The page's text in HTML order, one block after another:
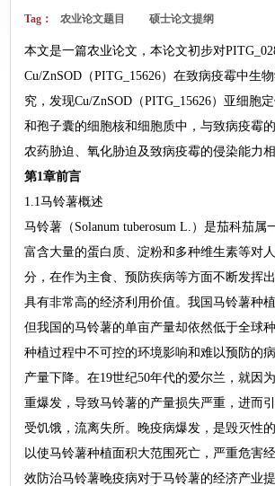
Tag： 农业论文题目 硕士论文提纲
本文是一篇农业论文，本论文初步对
Cu/ZnSOD（PITG_15626）在致病疫霉中生
究，发现Cu/ZnSOD（PITG_15626）亚细胞
和孢子囊的细胞核和细胞质中，与致病疫霉
农药胁迫、氧化胁迫及致病疫霉的侵染能力相
第1章前言
1.1马铃薯概述
马铃薯（Solanum tuberosum L.）是茄科茄属
富含大量的蛋白质、淀粉和多种维生素等对
分，在作为主食、预防疾病等方面不断发挥
具有非常高的经济利用价值。我国马铃薯种
但我国的马铃薯的单亩产量却依然低于全球
种植过程中不可控的环境影响和难以预防的
产量下降。在19世纪50年代的爱尔兰，就因
重爆发，导致马铃薯的产量损失严重，进而
受饥饿，流离失所。晚疫病爆发，是毁灭性
以使马铃薯种植面积大范围死亡，严重危害
效防治马铃薯晚疫病对于马铃薯的经济产业提